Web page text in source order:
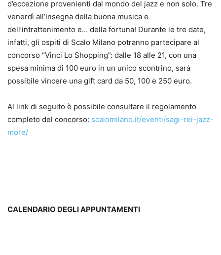
d’eccezione provenienti dal mondo del jazz e non solo. Tre
venerdì all’insegna della buona musica e
dell’intrattenimento e… della fortuna! Durante le tre date,
infatti, gli ospiti di Scalo Milano potranno partecipare al
concorso “Vinci Lo Shopping”: dalle 18 alle 21, con una
spesa minima di 100 euro in un unico scontrino, sarà
possibile vincere una gift card da 50, 100 e 250 euro.
Al link di seguito è possibile consultare il regolamento
completo del concorso: scalomilano.it/eventi/sagi-rei-jazz-
more/
CALENDARIO DEGLI APPUNTAMENTI